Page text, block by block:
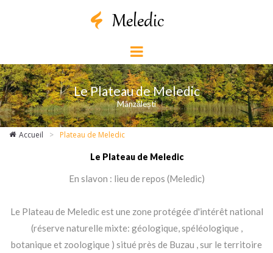
Le Plateau de Meledic
Mânzălești
Accueil > Plateau de Meledic
Le Plateau de Meledic
En slavon : lieu de repos (Meledic)
Le Plateau de Meledic est une zone protégée d'intérêt national
(réserve naturelle mixte: géologique, spéléologique ,
botanique et zoologique ) situé près de Buzau , sur le territoire